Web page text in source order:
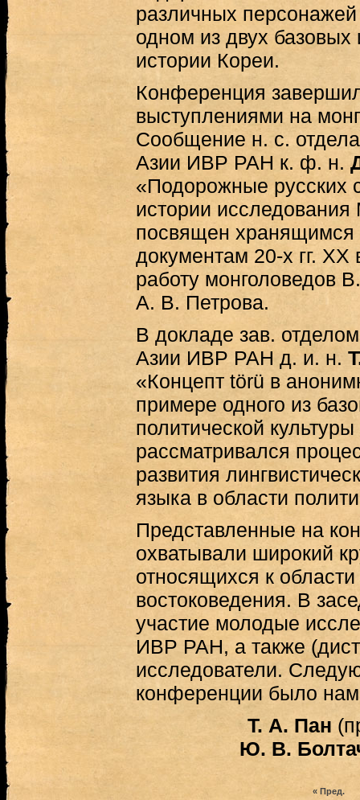
различных персонажей
одном из двух базовых
истории Кореи.
Конференция
выступлениями на
Сообщение н. с.
Азии ИВР РАН к. ф. н.
«Подорожные русских
истории
посвящен
документам 20-х гг.
работу монголоведов
А. В. Петрова.
В докладе зав.
Азии ИВР РАН д. и. н.
«Концепт törü в
примере одного из
политической
рассматривался
развития
языка в области
Представленные на
охватывали широкий
относящихся к области
востоковедения. В
участие молодые
ИВР РАН, а также
исследователи.
конференции было
Т. А. Пан
Ю. В.
« Пред.